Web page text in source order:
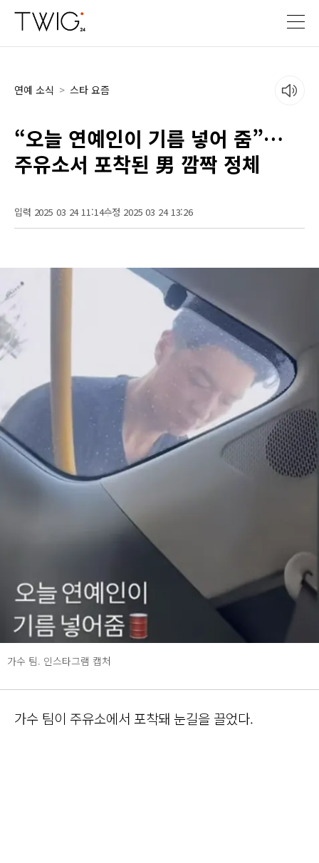
연예 소식 > 스타 요즘
“오늘 연예인이 기름 넣어 줌”…
주유소서 포착된 男 깜짝 정체
입력 2025 03 24 11:14수정 2025 03 24 13:26
가수 팀. 인스타그램 캡처
가수 팀이 주유소에서 포착돼 눈길을 끌었다.